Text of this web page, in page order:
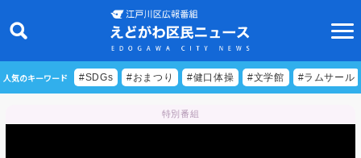
人気のキーワード #SDGs #おまつり #健口体操 #文学館 #ラムサール
特別番組